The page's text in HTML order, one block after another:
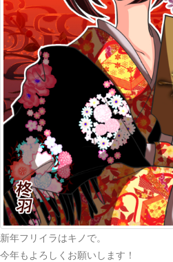
新年フリイラはキノで。
今年もよろしくお願いします！